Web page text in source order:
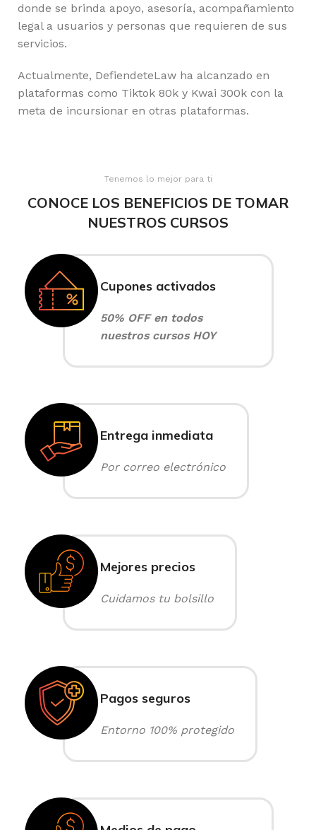
donde se brinda apoyo, asesoría, acompañamiento
legal a usuarios y personas que requieren de sus
servicios.
Actualmente, DefiendeteLaw ha alcanzado en
plataformas como Tiktok 80k y Kwai 300k con la
meta de incursionar en otras plataformas.
Tenemos lo mejor para ti
CONOCE LOS BENEFICIOS DE TOMAR
NUESTROS CURSOS
Cupones activados
50% OFF en todos
nuestros cursos HOY
Entrega inmediata
Por correo electrónico
Mejores precios
Cuidamos tu bolsillo
Pagos seguros
Entorno 100% protegido